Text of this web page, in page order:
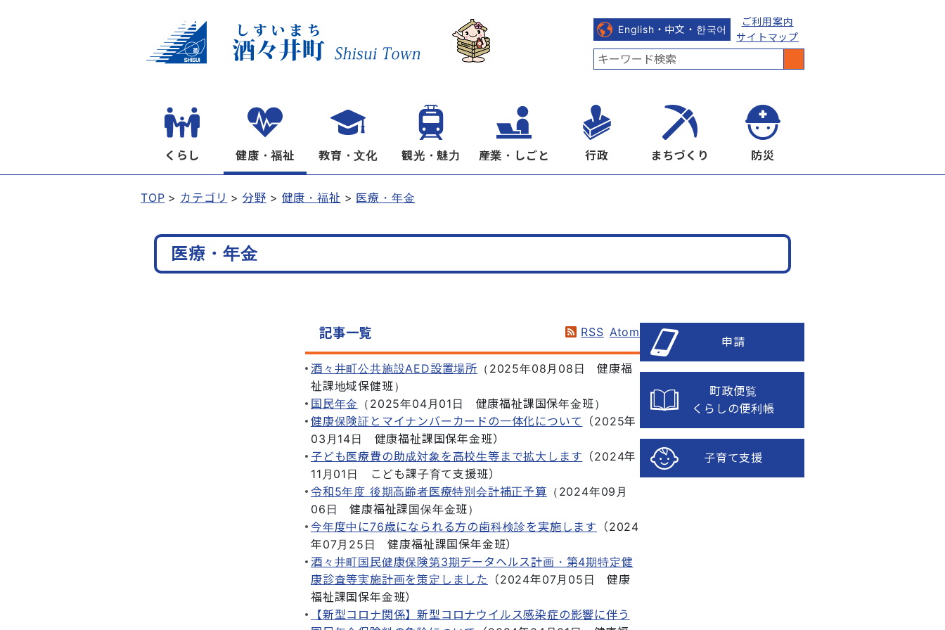
English・中文・한국어
ご利用案内
サイトマップ
くらし 健康・福祉 教育・文化 観光・魅力 産業・しごと 行政 まちづくり 防災
TOP カテゴリ 分野 健康・福祉 医療・年金
医療・年金
記事一覧 RSS Atom
酒々井町公共施設AED設置場所 （ 2025年08月08日
健康福
祉課地域保健班）
国民年金 （ 2025年04月01日 健康福祉課国保年金班）
健康保険証とマイナンバーカードの一体化について
（2025年
03月14日
健康福祉課国保年金班）
子ども医療費の助成対象を高校生等まで拡大します （2024年
11月01日
こども課子育て支援班）
令和5年度 後期高齢者医療特別会計補正予算 （ 2024年09月
06日
健康福祉課国保年金班）
今年度中に76歳になられる方の歯科検診を実施します （2024
年07月25日
健康福祉課国保年金班）
酒々井町国民健康保険第3期データヘルス計画・第4期特定健
康診査等実施計画を策定しました
（2024年07月05日
健康
福祉課国保年金班）
【新型コロナ関係】新型コロナウイルス感染症の影響に伴う
申請
町政便覧
くらしの便利帳
子育て支援